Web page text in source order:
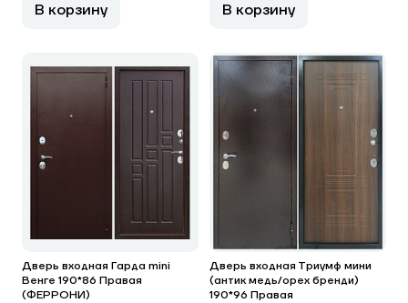
В корзину В корзину
Дверь входная Гарда mini
Венге 190*86 Правая
(ФЕРРОНИ)
Дверь входная Триумф мини
(антик медь/орех бренди)
190*96 Правая